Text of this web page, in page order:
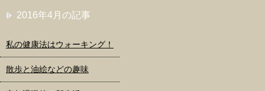
2016年4月の記事
私の健康法はウォーキング！
散歩と油絵などの趣味